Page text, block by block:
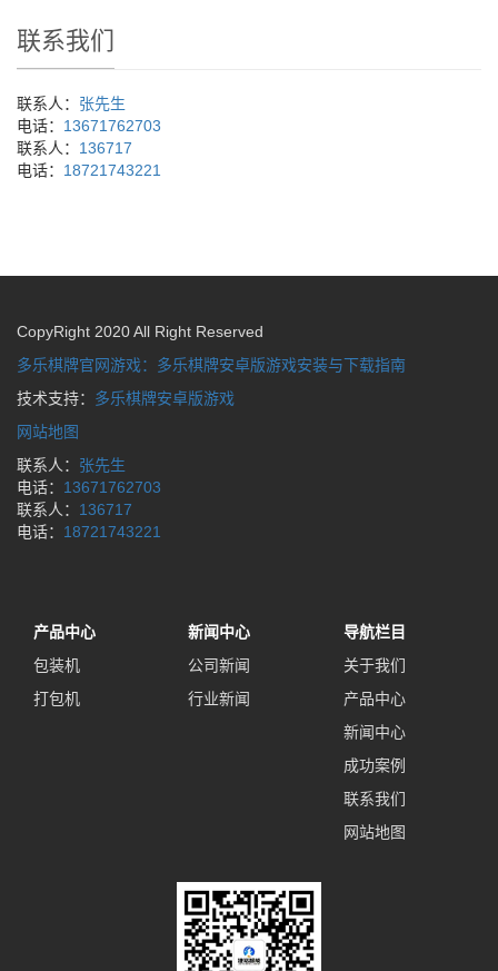
联系我们
联系人： 张先生
电话： 13671762703
联系人： 136717
电话： 18721743221
CopyRight 2020 All Right Reserved
多乐棋牌官网游戏：多乐棋牌安卓版游戏安装与下载指南
技术支持： 多乐棋牌安卓版游戏
网站地图
联系人： 张先生
电话： 13671762703
联系人： 136717
电话： 18721743221
产品中心
包装机
打包机
新闻中心
公司新闻
行业新闻
导航栏目
关于我们
产品中心
新闻中心
成功案例
联系我们
网站地图